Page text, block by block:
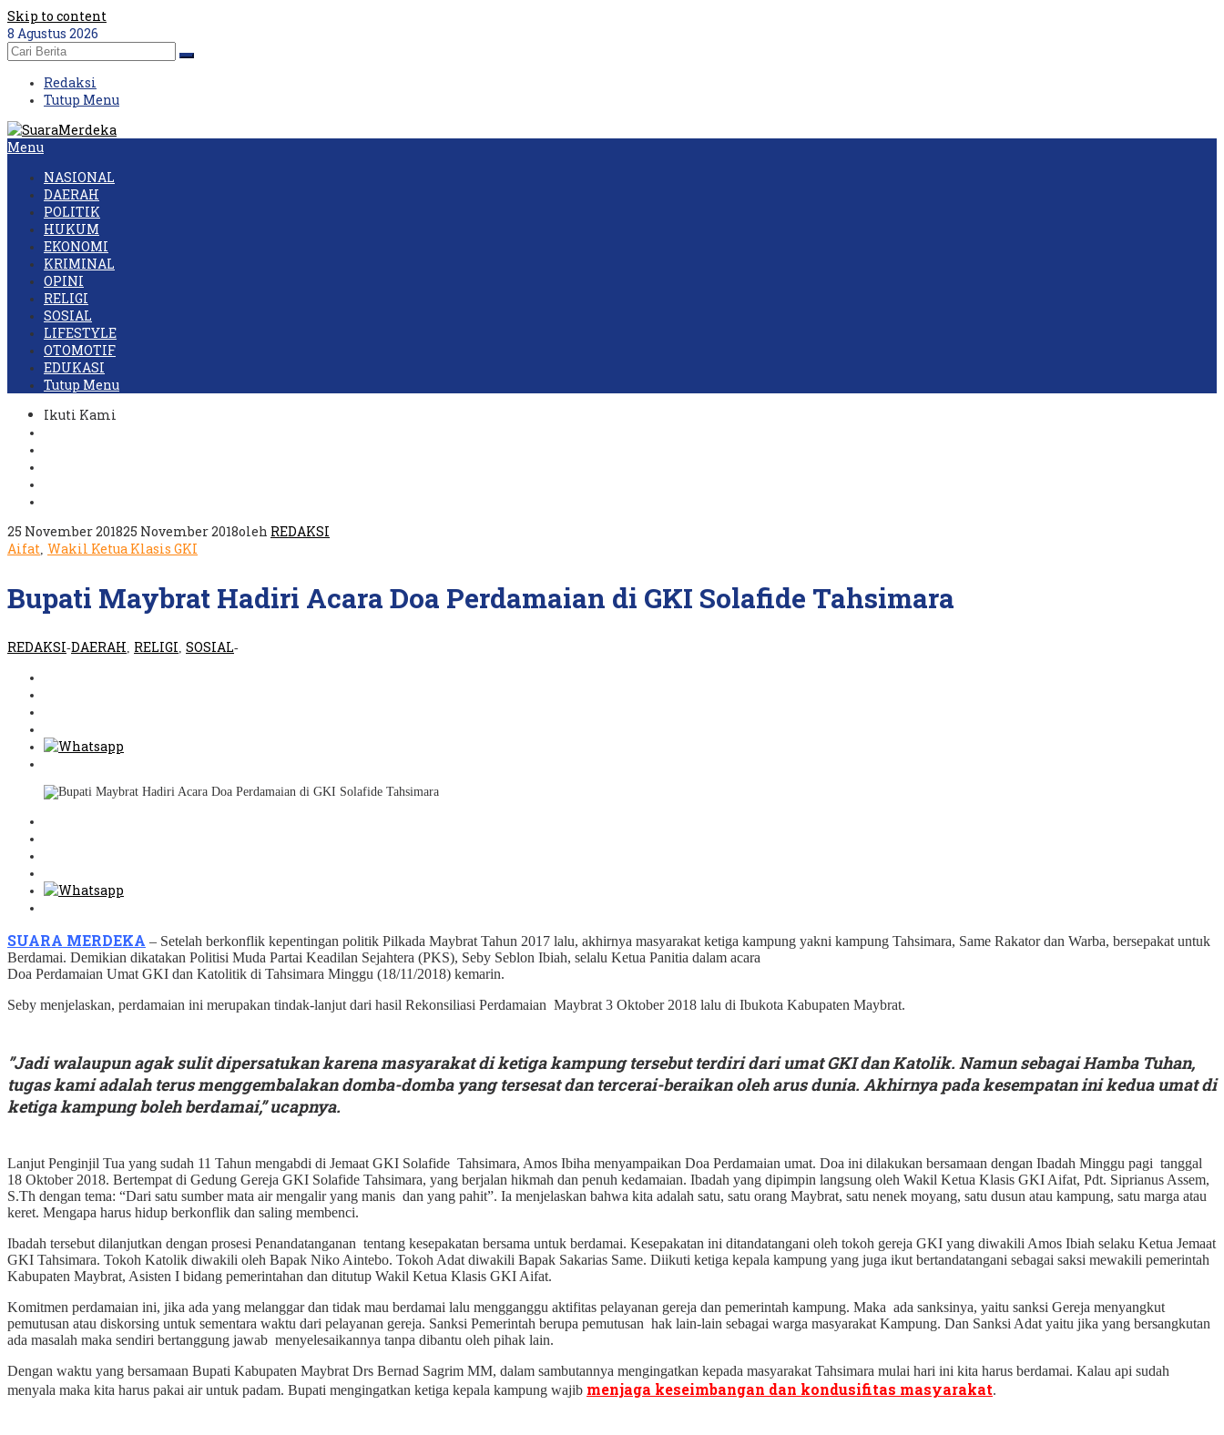
Skip to content
8 Agustus 2026
Redaksi
Tutup Menu
Menu
NASIONAL
DAERAH
POLITIK
HUKUM
EKONOMI
KRIMINAL
OPINI
RELIGI
SOSIAL
LIFESTYLE
OTOMOTIF
EDUKASI
Tutup Menu
Ikuti Kami
25 November 201825 November 2018oleh REDAKSI
Aifat, Wakil Ketua Klasis GKI
Bupati Maybrat Hadiri Acara Doa Perdamaian di GKI Solafide Tahsimara
REDAKSI-DAERAH RELIGI SOSIAL-
SUARA MERDEKA – Setelah berkonflik kepentingan politik Pilkada Maybrat Tahun 2017 lalu, akhirnya masyarakat ketiga kampung yakni kampung Tahsimara, Same Rakator dan Warba, bersepakat untuk
Berdamai. Demikian dikatakan Politisi Muda Partai Keadilan Sejahtera (PKS), Seby Seblon Ibiah, selalu Ketua Panitia dalam acara
Doa Perdamaian Umat GKI dan Katolitik di Tahsimara Minggu (18/11/2018) kemarin.
Seby menjelaskan, perdamaian ini merupakan tindak-lanjut dari hasil Rekonsiliasi Perdamaian Maybrat 3 Oktober 2018 lalu di Ibukota Kabupaten Maybrat.
”Jadi walaupun agak sulit dipersatukan karena masyarakat di ketiga kampung tersebut terdiri dari umat GKI dan Katolik. Namun sebagai Hamba Tuhan,
tugas kami adalah terus menggembalakan domba-domba yang tersesat dan tercerai-beraikan oleh arus dunia. Akhirnya pada kesempatan ini kedua umat di
ketiga kampung boleh berdamai,” ucapnya.
Lanjut Penginjil Tua yang sudah 11 Tahun mengabdi di Jemaat GKI Solafide Tahsimara, Amos Ibiha menyampaikan Doa Perdamaian umat. Doa ini dilakukan bersamaan dengan Ibadah Minggu pagi tanggal
18 Oktober 2018. Bertempat di Gedung Gereja GKI Solafide Tahsimara, yang berjalan hikmah dan penuh kedamaian. Ibadah yang dipimpin langsung oleh Wakil Ketua Klasis GKI Aifat, Pdt. Siprianus Assem,
S.Th dengan tema: “Dari satu sumber mata air mengalir yang manis dan yang pahit”. Ia menjelaskan bahwa kita adalah satu, satu orang Maybrat, satu nenek moyang, satu dusun atau kampung, satu marga atau
keret. Mengapa harus hidup berkonflik dan saling membenci.
Ibadah tersebut dilanjutkan dengan prosesi Penandatanganan tentang kesepakatan bersama untuk berdamai. Kesepakatan ini ditandatangani oleh tokoh gereja GKI yang diwakili Amos Ibiah selaku Ketua Jemaat
GKI Tahsimara. Tokoh Katolik diwakili oleh Bapak Niko Aintebo. Tokoh Adat diwakili Bapak Sakarias Same. Diikuti ketiga kepala kampung yang juga ikut bertandatangani sebagai saksi mewakili pemerintah
Kabupaten Maybrat, Asisten I bidang pemerintahan dan ditutup Wakil Ketua Klasis GKI Aifat.
Komitmen perdamaian ini, jika ada yang melanggar dan tidak mau berdamai lalu mengganggu aktifitas pelayanan gereja dan pemerintah kampung. Maka ada sanksinya, yaitu sanksi Gereja menyangkut
pemutusan atau diskorsing untuk sementara waktu dari pelayanan gereja. Sanksi Pemerintah berupa pemutusan hak lain-lain sebagai warga masyarakat Kampung. Dan Sanksi Adat yaitu jika yang bersangkutan
ada masalah maka sendiri bertanggung jawab menyelesaikannya tanpa dibantu oleh pihak lain.
Dengan waktu yang bersamaan Bupati Kabupaten Maybrat Drs Bernad Sagrim MM, dalam sambutannya mengingatkan kepada masyarakat Tahsimara mulai hari ini kita harus berdamai. Kalau api sudah
menyala maka kita harus pakai air untuk padam. Bupati mengingatkan ketiga kepala kampung wajib menjaga keseimbangan dan kondusifitas masyarakat.